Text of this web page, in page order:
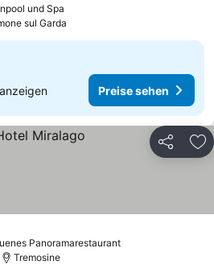
und Spa
sul Garda
anzeigen Preise sehen
Teilen
Panoramarestaurant
Tremosine